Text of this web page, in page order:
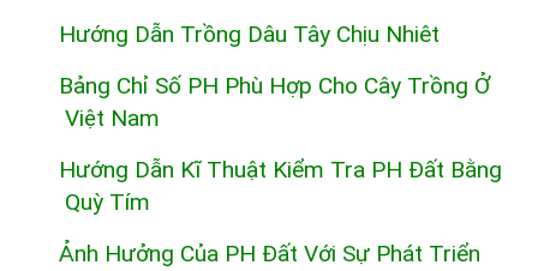
Hướng Dẫn Trồng Dâu Tây Chịu Nhiêt
Bảng Chỉ Số PH Phù Hợp Cho Cây Trồng Ở
Việt Nam
Hướng Dẫn Kĩ Thuật Kiểm Tra PH Đất Bằng
Quỳ Tím
Ảnh Hưởng Của PH Đất Với Sự Phát Triển